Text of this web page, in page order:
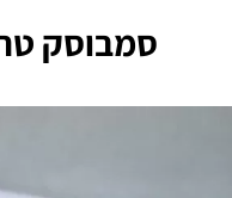
סמבוסק